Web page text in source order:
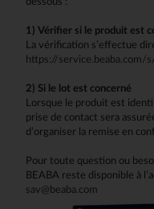
1) Vérifier si le produit est
La vérification s’effectue
https://service.beaba.com/
2) Si le lot est concerné
Lorsque le produit est
prise de contact sera
d’organiser la remise en
Pour toute question ou
BEABA reste disponible à
sav@beaba.com